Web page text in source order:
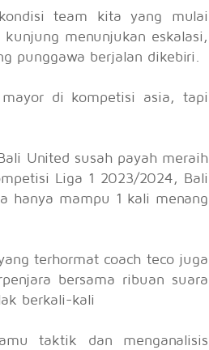
team kita yang mulai
menunjukan eskalasi,
punggawa berjalan dikebiri.
di kompetisi asia, tapi
United susah payah meraih
Liga 1 2023/2024, Bali
hanya mampu 1 kali menang
terhormat coach teco juga
bersama ribuan suara
berkali-kali
taktik dan menganalisis